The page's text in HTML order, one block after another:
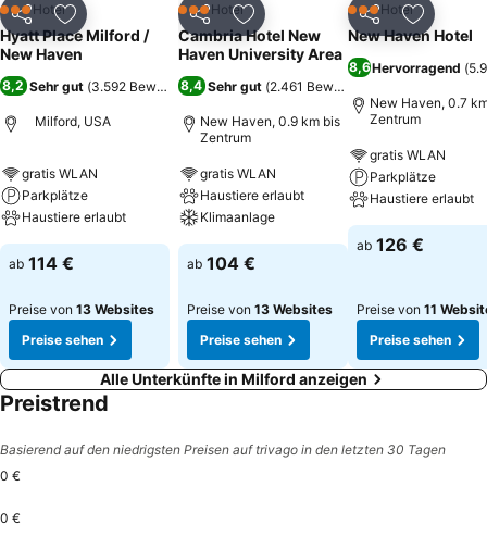
Teilen Zu Favoriten hinzufügen
3 SterneHotel
Hyatt Place Milford /
New Haven
8,2 Sehr gut (3.592 Bewertungen)
Milford, USA
gratis WLAN
Parkplätze
Haustiere erlaubt
ab 114 €
Preise von 13 Websites
Preise sehen
Teilen Zu Favoriten hinzufügen
3 SterneHotel
Cambria Hotel New
Haven University Area
8,4 Sehr gut (2.461 Bewertungen
New Haven, 0.9 km bis
Zentrum
gratis WLAN
Haustiere erlaubt
Klimaanlage
ab 104 €
Preise von 13 Websites
Preise sehen
Teilen Zu
3 SterneHotel
New Haven Hotel
8,6Hervorragend (
New Haven, 0.7
Zentrum
gratis WLAN
Parkplätze
Haustiere erlaubt
ab 126 €
Preise von 11
Preise sehen
Alle Unterkünfte in Milford anzeigen
Preistrend
Basierend auf den niedrigsten Preisen auf trivago in den letzten 30 Tagen
0 €
0 €